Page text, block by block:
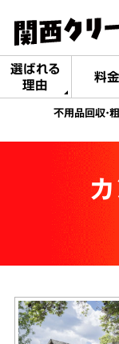
選ばれる
理由
料金
不用品回収・